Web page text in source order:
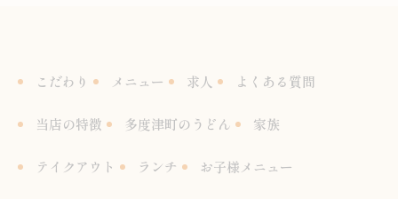
こだわり メニュー 求人 よくある質問
当店の特徴 多度津町のうどん 家族
テイクアウト ランチ お子様メニュー